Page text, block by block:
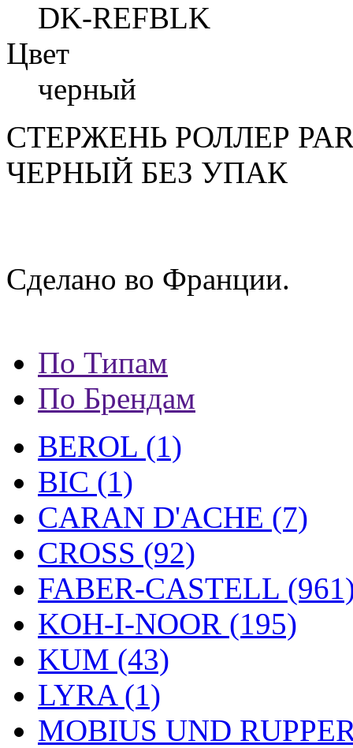
DK-REFBLK
Цвет
черный
СТЕРЖЕНЬ РОЛЛЕР
ЧЕРНЫЙ БЕЗ УПАК
Сделано во Франции.
По Типам
По Брендам
BEROL (1)
BIC (1)
CARAN D'ACHE (7)
CROSS (92)
FABER-CASTELL
KOH-I-NOOR (195)
KUM (43)
LYRA (1)
MOBIUS UND